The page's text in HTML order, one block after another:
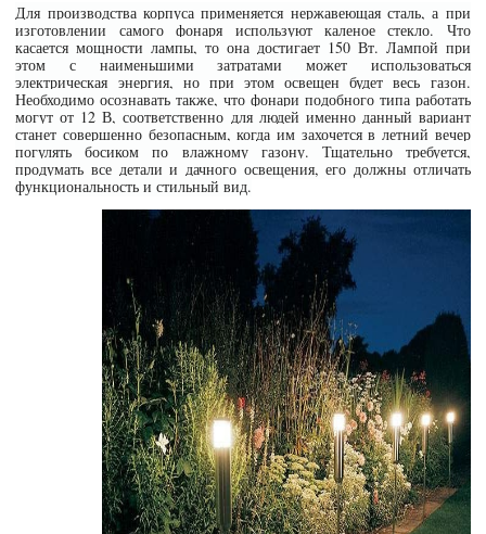
Для производства корпуса применяется нержавеющая сталь, а при
изготовлении самого фонаря используют каленое стекло. Что
касается мощности лампы, то она достигает 150 Вт. Лампой при
этом с наименьшими затратами может использоваться
электрическая энергия, но при этом освещен будет весь газон.
Необходимо осознавать также, что фонари подобного типа работать
могут от 12 В, соответственно для людей именно данный вариант
станет совершенно безопасным, когда им захочется в летний вечер
погулять босиком по влажному газону. Тщательно требуется,
продумать все детали и дачного освещения, его должны отличать
функциональность и стильный вид.